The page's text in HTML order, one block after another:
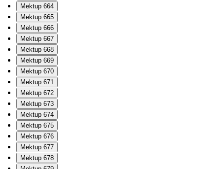
Mektup 664
Mektup 665
Mektup 666
Mektup 667
Mektup 668
Mektup 669
Mektup 670
Mektup 671
Mektup 672
Mektup 673
Mektup 674
Mektup 675
Mektup 676
Mektup 677
Mektup 678